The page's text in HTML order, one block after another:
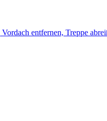
entfernen, Treppe